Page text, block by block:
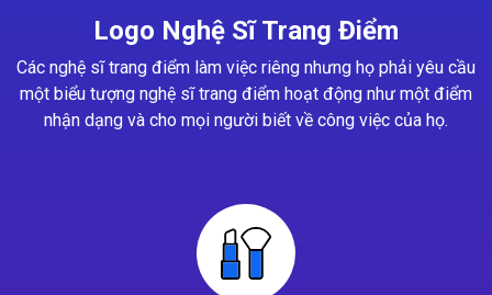
Logo Nghệ Sĩ Trang Điểm
Các nghệ sĩ trang điểm làm việc riêng nhưng họ phải yêu cầu
một biểu tượng nghệ sĩ trang điểm hoạt động như một điểm
nhận dạng và cho mọi người biết về công việc của họ.